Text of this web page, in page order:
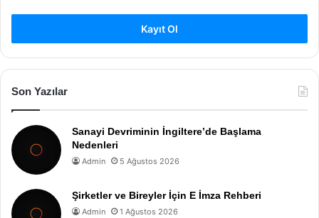
Kayıt Ol
Son Yazılar
Sanayi Devriminin İngiltere’de Başlama
Nedenleri
Admin 5 Ağustos 2026
Şirketler ve Bireyler İçin E İmza Rehberi
Admin 1 Ağustos 2026